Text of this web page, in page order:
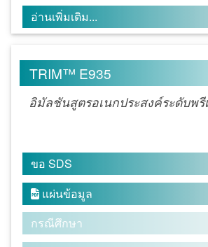
อ่านเพิ่มเติม...
TRIM™ E935
อิมัลชันสูตรอเนกประสงค์ระดับพรี
ขอ SDS
 แผ่นข้อมูล
กรณีศึกษา